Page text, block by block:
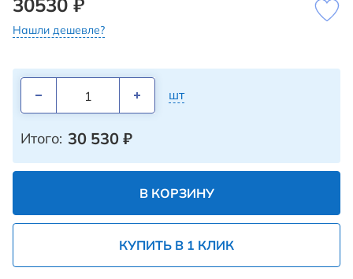
30530 ₽
Нашли дешевле?
шт
Итого: 30 530 ₽
В КОРЗИНУ
КУПИТЬ В 1 КЛИК